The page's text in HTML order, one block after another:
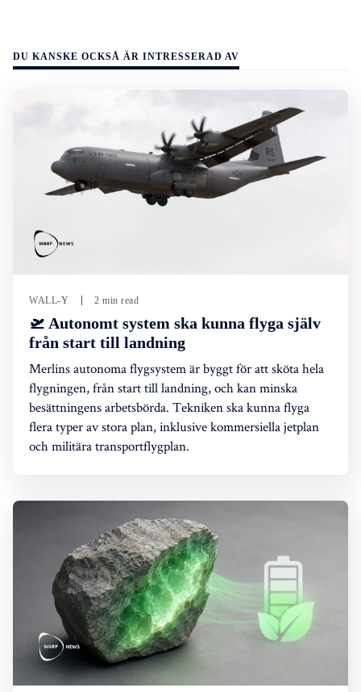
DU KANSKE OCKSÅ ÄR INTRESSERAD AV
WALL-Y 2 min read
🛫 Autonomt system ska kunna flyga själv
från start till landning
Merlins autonoma flygsystem är byggt för att sköta hela
flygningen, från start till landning, och kan minska
besättningens arbetsbörda. Tekniken ska kunna flyga
flera typer av stora plan, inklusive kommersiella jetplan
och militära transportflygplan.